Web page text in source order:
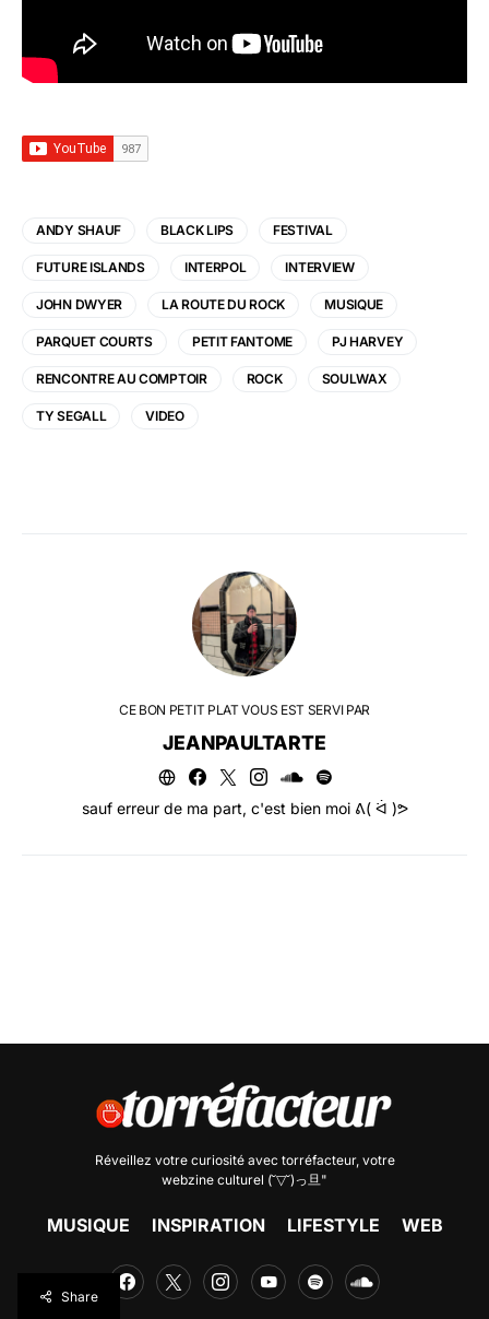
ANDY SHAUF BLACK LIPS FESTIVAL
FUTURE ISLANDS INTERPOL INTERVIEW
JOHN DWYER LA ROUTE DU ROCK MUSIQUE
PARQUET COURTS PETIT FANTOME PJ HARVEY
RENCONTRE AU COMPTOIR ROCK SOULWAX
TY SEGALL VIDEO
CE BON PETIT PLAT VOUS EST SERVI PAR
JEANPAULTARTE
sauf erreur de ma part, c'est bien moi ᕕ( ᐛ )ᕗ
Réveillez votre curiosité avec torréfacteur, votre
webzine culturel (˘▽˘)っ旦"
MUSIQUE INSPIRATION LIFESTYLE WEB
Share